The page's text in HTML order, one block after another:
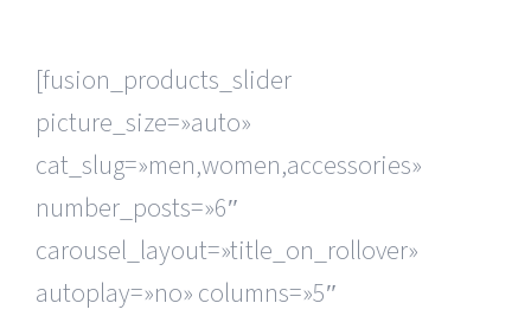
[fusion_products_slider
picture_size=»auto»
cat_slug=»men,women,accessories»
number_posts=»6″
carousel_layout=»title_on_rollover»
autoplay=»no» columns=»5″